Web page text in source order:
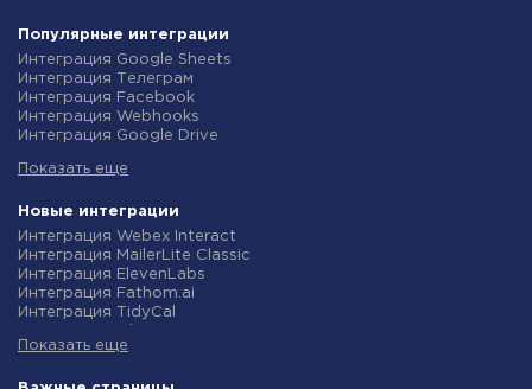
Популярные интеграции
Интеграция Google Sheets
Интеграция Телеграм
Интеграция Facebook
Интеграция Webhooks
Интеграция Google Drive
Интеграция Gmail
Интеграция Новая Почта
Интеграция Binotel
Интеграция OpenAI (ChatGPT)
Интеграция Prom
Интеграция Приват24
Интеграция OLX
Интеграция TurboSMS
Интеграция SendPulse
Интеграция Stream Telecom
Показать еще
Новые интеграции
Интеграция Webex Interact
Интеграция MailerLite Classic
Интеграция ElevenLabs
Интеграция Fathom.ai
Интеграция TidyCal
Интеграция Gist
Показать еще